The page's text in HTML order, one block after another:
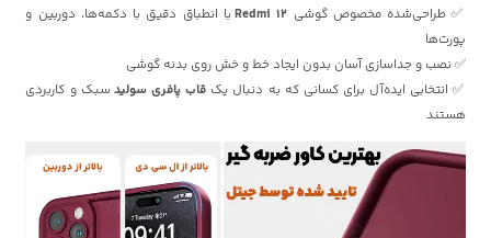
✅ طراحی‌شده مخصوص گوشی Redmi 12 با انطباق دقیق با دکمه‌ها، دوربین و
پورت‌ها
✅ نصب و جداسازی آسان بدون ایجاد خط و خش روی بدنه گوشی
✅ انتخابی ایده‌آل برای کسانی که به دنبال یک قاب پافری سولید سبک و کاربردی
هستند